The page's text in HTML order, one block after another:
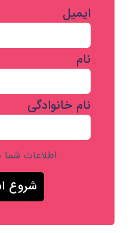
ایمیل
نام
نام خانوادگی
اطلاعات